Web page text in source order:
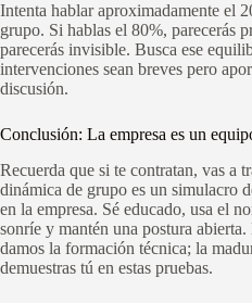
Intenta hablar aproximadamente el
grupo. Si hablas el 80%, parecerás
parecerás invisible. Busca ese
intervenciones sean breves pero
discusión.
Conclusión: La empresa es un
Recuerda que si te contratan, vas a
dinámica de grupo es un simulacro
en la empresa. Sé educado, usa el
sonríe y mantén una postura
damos la formación técnica; la
demuestras tú en estas pruebas.